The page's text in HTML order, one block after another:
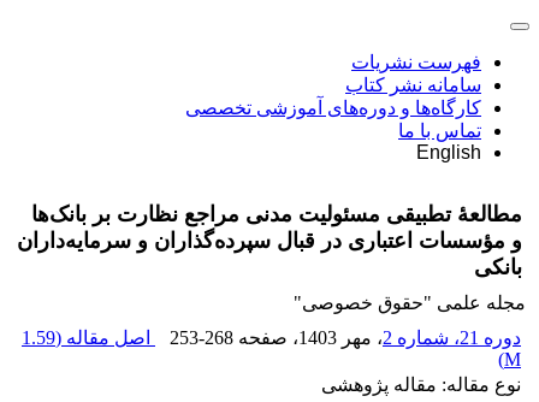
فهرست نشریات
سامانه نشر کتاب
کارگاه‌ها و دوره‌های آموزشی تخصصی
تماس با ما
English
مطالعۀ تطبیقی مسئولیت مدنی مراجع نظارت بر بانک‌ها
و مؤسسات اعتباری در قبال سپرده‌گذاران و سرمایه‌داران
بانکی
مجله علمی "حقوق خصوصی"
دوره 21، شماره 2
، مهر 1403 ، صفحه 253-268 اصل مقاله (1.59
M
)
نوع مقاله: مقاله پژوهشی